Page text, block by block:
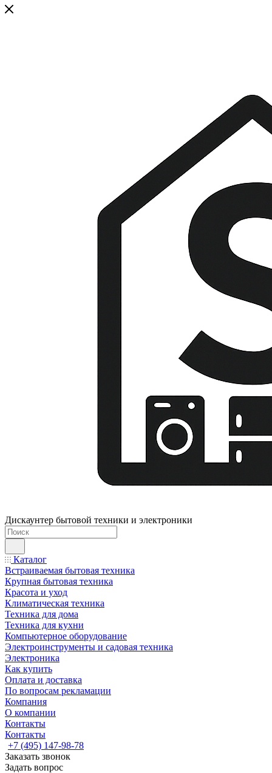
Дискаунтер бытовой техники и электроники
Каталог
Встраиваемая бытовая техника
Крупная бытовая техника
Красота и уход
Климатическая техника
Техника для дома
Техника для кухни
Компьютерное оборудование
Электроинструменты и садовая техника
Электроника
Как купить
Оплата и доставка
По вопросам рекламации
Компания
О компании
Контакты
Контакты
+7 (495) 147-98-78
Заказать звонок
Задать вопрос